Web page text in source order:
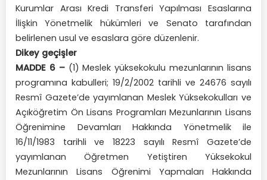
Kurumlar Arası Kredi Transferi Yapılması Esaslarına
İlişkin Yönetmelik hükümleri ve Senato tarafından
belirlenen usul ve esaslara göre düzenlenir.
Dikey geçişler
MADDE 6 –(1) Meslek yüksekokulu mezunlarının lisans
programına kabulleri; 19/2/2002 tarihli ve 24676 sayılı
Resmî Gazete’de yayımlanan Meslek Yüksekokulları ve
Açıköğretim Ön Lisans Programları Mezunlarının Lisans
Öğrenimine Devamları Hakkında Yönetmelik ile
16/11/1983 tarihli ve 18223 sayılı Resmî Gazete’de
yayımlanan Öğretmen Yetiştiren Yüksekokul
Mezunlarının Lisans Öğrenimi Yapmaları Hakkında